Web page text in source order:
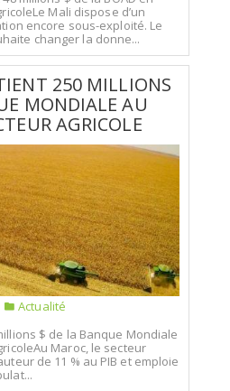
Mali dispose d’un
encore sous-exploité. Le
changer la donne...
250 MILLIONS
MONDIALE AU
AGRICOLE
Actualité
$ de la Banque Mondiale
Maroc, le secteur
de 11 % au PIB et emploie